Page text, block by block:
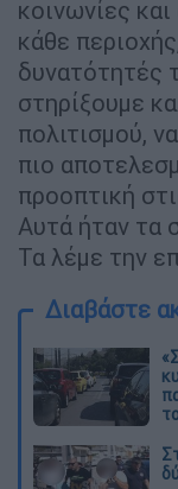
κοινωνίες
κάθε
δυνατότητές
στηρίξουμε
πολιτισμού,
πιο
προοπτική
Αυτά ήταν τα
Τα λέμε την
Διαβάστε